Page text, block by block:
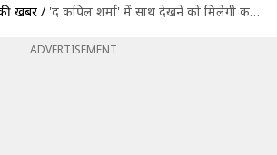
खबरें / 'द कपिल शर्मा' में साथ देखने को मिलेगी कपिल और 'गुत्थी' की जोड़ी! जानें कब
ADVERTISEMENT